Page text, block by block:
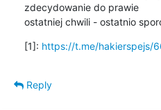
zdecydowanie do prawie
ostatniej chwili - ostatnio
[1]: https://t.me/hakierspejs/
Reply